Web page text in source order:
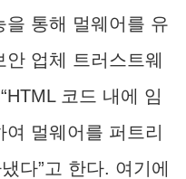
을 통해 멀웨어를 유
업체 트러스트웨
코드 내에 임
멀웨어를 퍼트리
다”고 한다. 여기에